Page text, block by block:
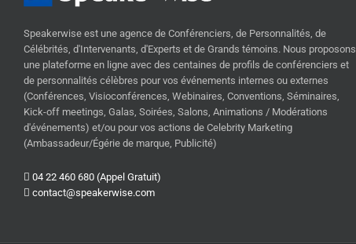
Speakerwise est une agence de Conférenciers, de Personnalités, de
Célébrités, d'Intervenants, d'Experts et de Grands témoins. Nous proposons
une plateforme en ligne avec des centaines de profils de conférenciers et
de personnalités célèbres pour vos événements internes ou externes
(Conférences, Visioconférences, Webinaires, Conventions, Séminaires,
Kick-off meetings, Galas, Soirées, Salons, Animations / Modérations
d'événements) et/ou pour vos actions de Celebrity Marketing
(Ambassadeur/Égérie de marque, Publicité)
04 22 460 680 (Appel Gratuit)
contact@speakerwise.com